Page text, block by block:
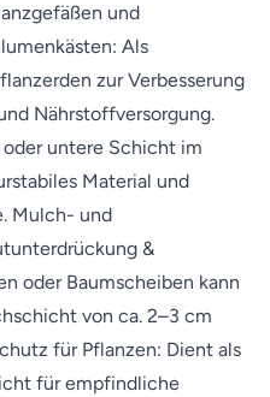
und
Als
zur Verbesserung
Nährstoffversorgung.
untere Schicht im
Material und
Mulch- und
&
oder Baumscheiben kann
von ca. 2–3 cm
für Pflanzen: Dient als
für empfindliche